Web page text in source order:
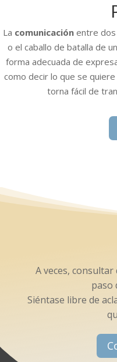
La comunicaciónentre dos
o el caballo de batalla de
forma adecuada de
como decir lo que se
torna fácil de
A veces,
paso
Siéntase libre de